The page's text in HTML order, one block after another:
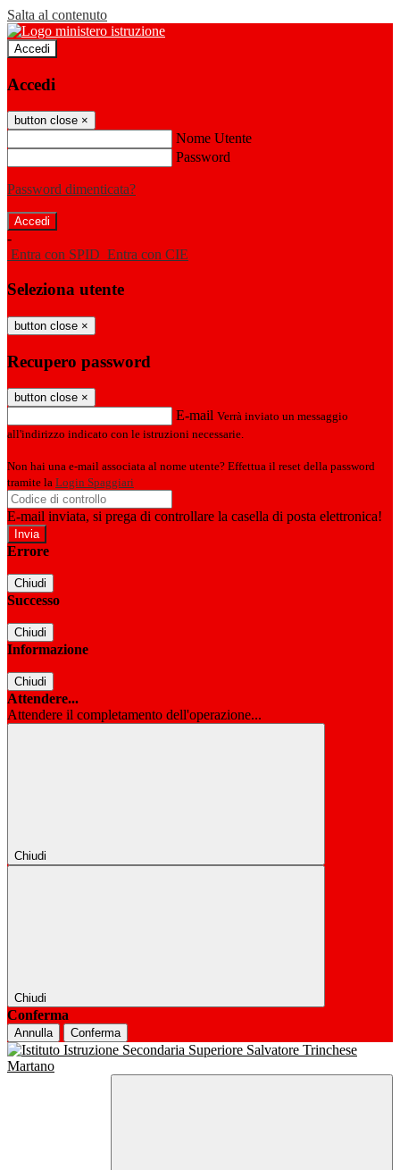
Salta al contenuto
Accedi
Accedi
button close ×
Nome Utente
Password
Password dimenticata?
-
Entra con SPID Entra con CIE
Seleziona utente
button close ×
Recupero password
button close ×
E-mail Verrà inviato un messaggio
all'indirizzo indicato con le istruzioni necessarie.
Non hai una e-mail associata al nome utente? Effettua il reset della password
tramite la Login Spaggiari
E-mail inviata, si prega di controllare la casella di posta elettronica!
Errore
Chiudi
Successo
Chiudi
Informazione
Chiudi
Attendere...
Attendere il completamento dell'operazione...
Chiudi
Chiudi
Conferma
Annulla Conferma